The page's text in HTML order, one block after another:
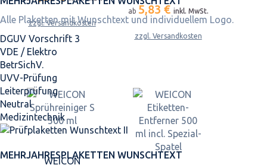
Alle Plaketten mit Wunschtext und individuellem Logo.
DGUV Vorschrift 3
VDE / Elektro
BetrSichV.
UVV-Prüfung
Leiterprüfung
Neutral
Medizintechnik
MEHRJAHRES­PLAKETTEN WUNSCHTEXT
zzgl. Versandkosten
ab 5,83 € inkl. MwSt.
zzgl. Versandkosten
WEICON